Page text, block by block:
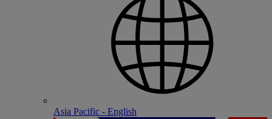
Asia Pacific - English